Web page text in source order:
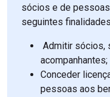
sócios e de
seguintes
Admitir sócios,
acompanhantes;
Conceder
pessoas aos